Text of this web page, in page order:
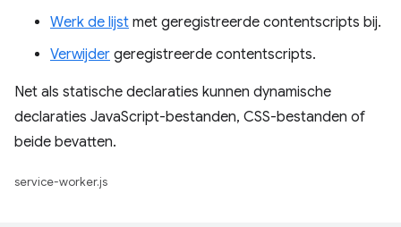
Werk de lijst met geregistreerde contentscripts bij.
Verwijder geregistreerde contentscripts.
Net als statische declaraties kunnen dynamische
declaraties JavaScript-bestanden, CSS-bestanden of
beide bevatten.
service-worker.js